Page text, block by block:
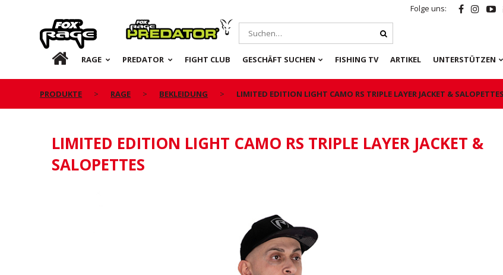
Folge uns:
Rage Predator
DE RAGE PREDATOR FIGHT CLUB GESCHÄFT SUCHEN FISHING TV ARTIKEL UNTERSTÜTZEN
PRODUKTE RAGE BEKLEIDUNG LIMITED EDITION LIGHT CAMO RS TRIPLE LAYER JACKET & SALOPETTES
LIMITED EDITION LIGHT CAMO RS TRIPLE LAYER JACKET &
SALOPETTES